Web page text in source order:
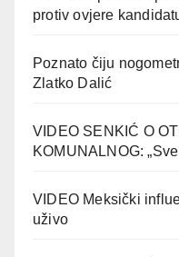
protiv ovjere
Poznato čiju
Zlatko Dalić
VIDEO SENKIĆ O
KOMUNALNOG:
VIDEO Meksički
uživo